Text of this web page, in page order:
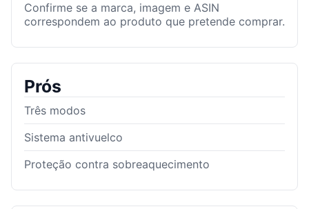
Confirme se a marca, imagem e ASIN
correspondem ao produto que pretende comprar.
Prós
Três modos
Sistema antivuelco
Proteção contra sobreaquecimento